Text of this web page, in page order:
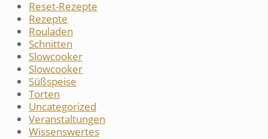
Reset-Rezepte
Rezepte
Rouladen
Schnitten
Slowcooker
Slowcooker
Süßspeise
Torten
Uncategorized
Veranstaltungen
Wissenswertes